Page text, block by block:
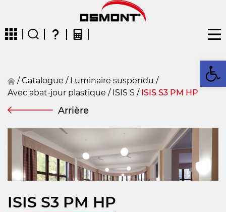
CZENDEFRFIN
/ Catalogue / Luminaire suspendu /
Avec abat-jour plastique / ISIS S / ISIS S3 PM HP
Arrière
ISIS S3 PM HP